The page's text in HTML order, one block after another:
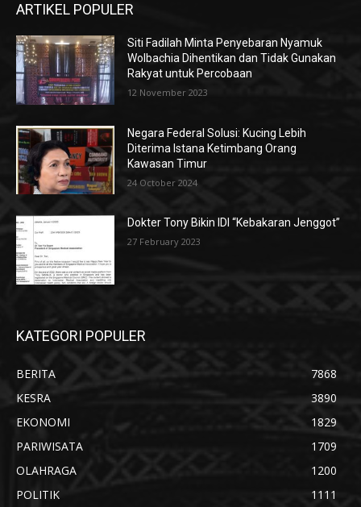
ARTIKEL POPULER
Siti Fadilah Minta Penyebaran Nyamuk
Wolbachia Dihentikan dan Tidak Gunakan
Rakyat untuk Percobaan
12 November 2023
Negara Federal Solusi: Kucing Lebih
Diterima Istana Ketimbang Orang
Kawasan Timur
24 October 2024
Dokter Tony Bikin IDI “Kebakaran Jenggot”
27 February 2023
KATEGORI POPULER
BERITA
7868
KESRA
3890
EKONOMI
1829
PARIWISATA
1709
OLAHRAGA
1200
POLITIK
1111